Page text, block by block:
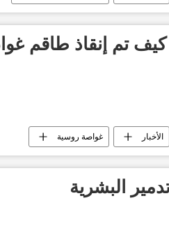
كيف تم إنقاذ طاقم
الأخبار غواصة روسية
البشرية